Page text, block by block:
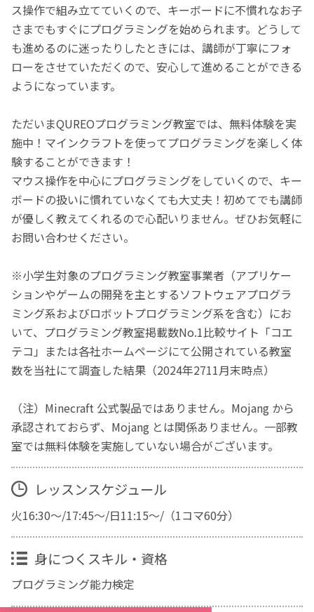
ス操作で組み立てていくので、キーボードに不慣れなお子
さまでもすぐにプログラミングを始められます。どうして
も進めるのに迷ったりしたときには、講師が丁寧にフォ
ローをさせていただくので、安心して進めることができる
ようになっています。
ただいまQUREOプログラミング教室では、無料体験を実
施中！マインクラフトを使ってプログラミングを楽しく体
験することができます！
マウス操作を中心にプログラミングをしていくので、キー
ボードの扱いに慣れていなくても大丈夫！初めてでも講師
が優しく教えてくれるので心配いりません。ぜひお気軽に
お問い合わせください。
※小学生対象のプログラミング教室事業者（アプリケー
ションやゲームの開発を主とするソフトウェアプログラ
ミング系およびロボットプログラミング系を含む）にお
いて、プログラミング教室掲載数No.1比較サイト「コエ
テコ」または各社ホームページにて公開されている教室
数を当社にて調査した結果（2024年2711月末時点）
（注）Minecraft 公式製品ではありません。Mojang から
承認されておらず、Mojang とは関係ありません。一部教
室では無料体験を実施していない場合がございます。
レッスンスケジュール
火16:30～/17:45～/日11:15～/（1コマ60分）
身につくスキル・資格
プログラミング能力検定